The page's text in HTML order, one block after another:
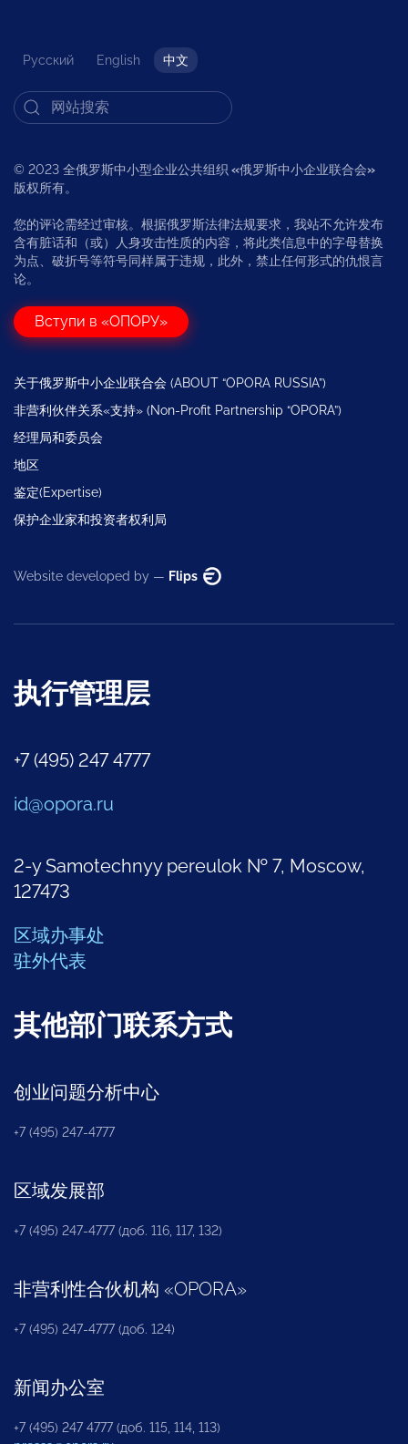
Русский English 中文
© 2023 全俄罗斯中小型企业公共组织 «俄罗斯中小企业联合会»
版权所有。
您的评论需经过审核。根据俄罗斯法律法规要求，我站不允许发布
含有脏话和（或）人身攻击性质的内容，将此类信息中的字母替换
为点、破折号等符号同样属于违规，此外，禁止任何形式的仇恨言
论。
Вступи в «ОПОРУ»
关于俄罗斯中小企业联合会 (ABOUT “OPORA RUSSIA”)
非营利伙伴关系«支持» (Non-Profit Partnership “OPORA”)
经理局和委员会
地区
鉴定(Expertise)
保护企业家和投资者权利局
Website developed by — Flips
执行管理层
+7 (495) 247 4777
id@opora.ru
2-y Samotechnyy pereulok № 7, Moscow,
127473
区域办事处
驻外代表
其他部门联系方式
创业问题分析中心
+7 (495) 247-4777
区域发展部
+7 (495) 247-4777 (доб. 116, 117, 132)
非营利性合伙机构 «OPORA»
+7 (495) 247-4777 (доб. 124)
新闻办公室
+7 (495) 247 4777 (доб. 115, 114, 113)